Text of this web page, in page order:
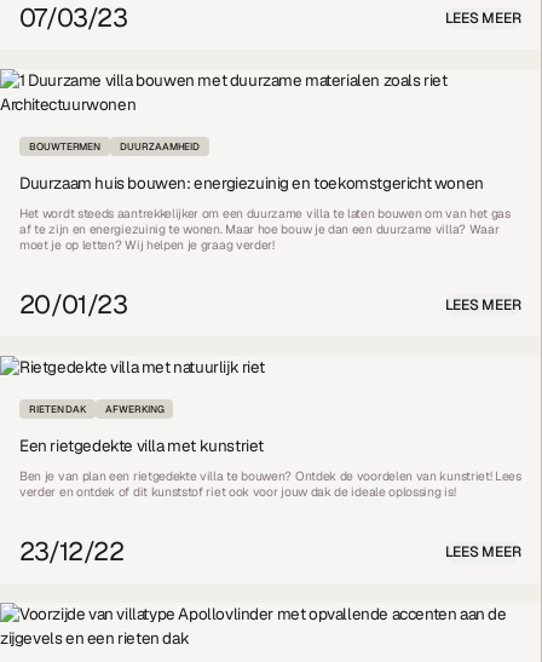
07/03/23 LEES MEER
BOUWTERMEN DUURZAAMHEID
Duurzaam huis bouwen: energiezuinig en toekomstgericht wonen
Het wordt steeds aantrekkelijker om een duurzame villa te laten bouwen om van het gas
af te zijn en energiezuinig te wonen. Maar hoe bouw je dan een duurzame villa? Waar
moet je op letten? Wij helpen je graag verder!
20/01/23 LEES MEER
RIETEN DAK AFWERKING
Een rietgedekte villa met kunstriet
Ben je van plan een rietgedekte villa te bouwen? Ontdek de voordelen van kunstriet! Lees
verder en ontdek of dit kunststof riet ook voor jouw dak de ideale oplossing is!
23/12/22 LEES MEER